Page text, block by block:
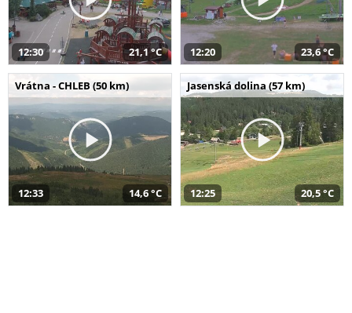
12:30 21,1 °C 12:20 23,6 °C
Vrátna - CHLEB (50 km)
12:33 14,6 °C
Jasenská dolina (57 km)
12:25 20,5 °C